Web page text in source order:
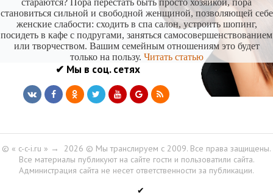
стараются? Пора перестать быть просто хозяйкой, пора
становиться сильной и свободной женщиной, позволяющей себе
женские слабости: сходить в спа салон, устроить шопинг,
посидеть в кафе с подругами, заняться самосовершенствованием
или творчеством. Вашим семейным отношениям это будет
только на пользу. Читать статью
✔ Мы в соц. сетях
© « c-c-i.ru » → 2026 © Мы транслируем с 2009. Все права защищены.
Все материалы публикуют на сайте гости и пользоватили сайта.
Администрация сайта не несет ответственности за публикации.
✔